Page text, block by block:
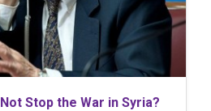
Stop the War in Syria?